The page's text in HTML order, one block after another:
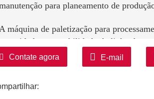
para planeamento de
máquina de paletização para
capacidade e a estabilidade da linha de
Permite operação contínua, aumentando
de tempo e reduzindo o tempo de
delegação do manuseamento e
Contate agora E-mail